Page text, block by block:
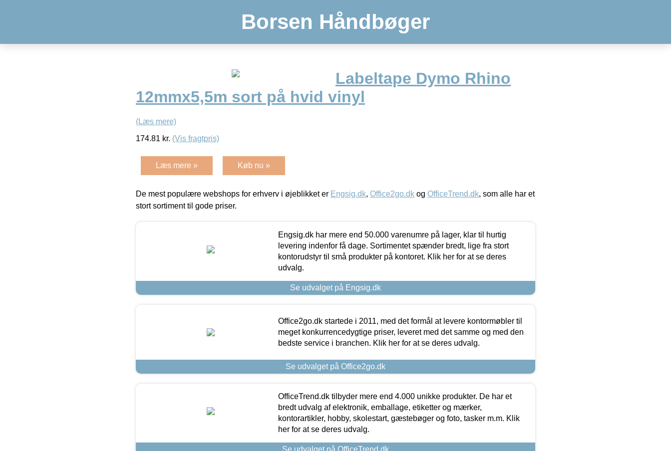
Borsen Håndbøger
Labeltape Dymo Rhino
12mmx5,5m sort på hvid vinyl
(Læs mere)
174.81 kr. (Vis fragtpris)
Læs mere » Køb nu »
De mest populære webshops for erhverv i øjeblikket er Engsig.dk, Office2go.dk og OfficeTrend.dk, som alle har et
stort sortiment til gode priser.
Engsig.dk har mere end 50.000 varenumre på lager, klar til hurtig
levering indenfor få dage. Sortimentet spænder bredt, lige fra stort
kontorudstyr til små produkter på kontoret. Klik her for at se deres
udvalg.
Se udvalget på Engsig.dk
Office2go.dk startede i 2011, med det formål at levere kontormøbler til
meget konkurrencedygtige priser, leveret med det samme og med den
bedste service i branchen. Klik her for at se deres udvalg.
Se udvalget på Office2go.dk
OfficeTrend.dk tilbyder mere end 4.000 unikke produkter. De har et
bredt udvalg af elektronik, emballage, etiketter og mærker,
kontorartikler, hobby, skolestart, gæstebøger og foto, tasker m.m. Klik
her for at se deres udvalg.
Se udvalget på OfficeTrend.dk